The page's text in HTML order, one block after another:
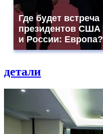
Где будет встреча
президентов США
и России: Европа?
детали